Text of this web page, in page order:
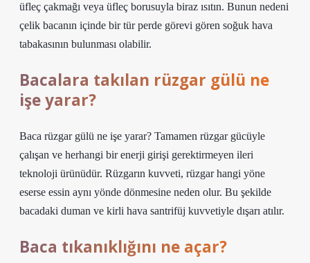
üfleç çakmağı veya üfleç borusuyla biraz ısıtın. Bunun nedeni
çelik bacanın içinde bir tür perde görevi gören soğuk hava
tabakasının bulunması olabilir.
Bacalara takılan rüzgar gülü ne
işe yarar?
Baca rüzgar gülü ne işe yarar? Tamamen rüzgar gücüyle
çalışan ve herhangi bir enerji girişi gerektirmeyen ileri
teknoloji ürünüdür. Rüzgarın kuvveti, rüzgar hangi yöne
eserse essin aynı yönde dönmesine neden olur. Bu şekilde
bacadaki duman ve kirli hava santrifüj kuvvetiyle dışarı atılır.
Baca tıkanıklığını ne açar?